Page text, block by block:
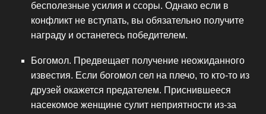
бесполезные усилия и ссоры. Однако если в
конфликт не вступать, вы обязательно получите
награду и останетесь победителем.
Богомол. Предвещает получение неожиданного
известия. Если богомол сел на плечо, то кто-то из
друзей окажется предателем. Приснившееся
насекомое женщине сулит неприятности из-за